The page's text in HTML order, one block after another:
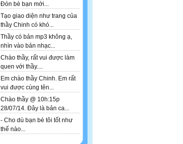
Đón bè bạn mới...
Tạo giao diện như trang của
thầy Chinh có khó...
Thầy có bản mp3 không ạ,
nhìn vào bản nhạc...
Chào thầy, rất vui được làm
quen với thầy....
Em chào thầy Chinh. Em rất
vui được cùng tên...
Chào thầy @ 10h:15p
28/07/14. Đây là bản ca...
- Cho dù bạn bè tôi tốt như
thế nào...